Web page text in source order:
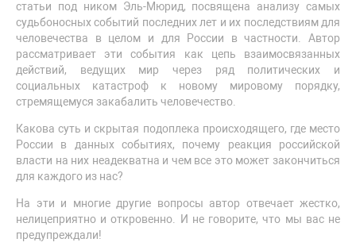
статьи под ником Эль-Мюрид, посвящена анализу самых
судьбоносных событий последних лет и их последствиям для
человечества в целом и для России в частности. Автор
рассматривает эти события как цепь взаимосвязанных
действий, ведущих мир через ряд политических и
социальных катастроф к новому мировому порядку,
стремящемуся закабалить человечество.
Какова суть и скрытая подоплека происходящего, где место
России в данных событиях, почему реакция российской
власти на них неадекватна и чем все это может закончиться
для каждого из нас?
На эти и многие другие вопросы автор отвечает жестко,
нелицеприятно и откровенно. И не говорите, что мы вас не
предупреждали!